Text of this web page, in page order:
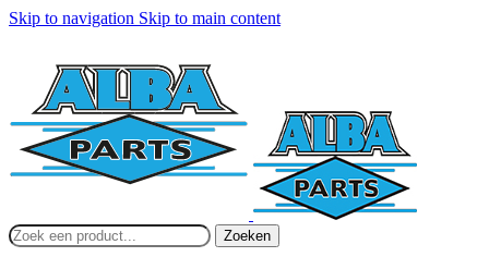
Skip to navigation Skip to main content
Zoeken